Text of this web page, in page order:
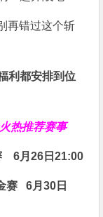
再错过这个斩
利都安排到位
热推荐赛事
6月26日21:00
金赛6月30日